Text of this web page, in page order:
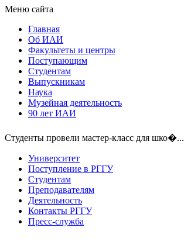
Меню сайта
Главная
Об ИАИ
Факультеты и центры
Поступающим
Студентам
Выпускникам
Наука
Музейная деятельность
90 лет ИАИ
Студенты провели мастер-класс для шко�...
Университет
Поступление в РГГУ
Студентам
Преподавателям
Деятельность
Контакты РГГУ
Пресс-служба